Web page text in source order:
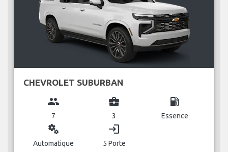
CHEVROLET SUBURBAN
group
7
business_center
3
local_gas_station
Essence
miscellaneous_services
Automatique
login
5 Porte